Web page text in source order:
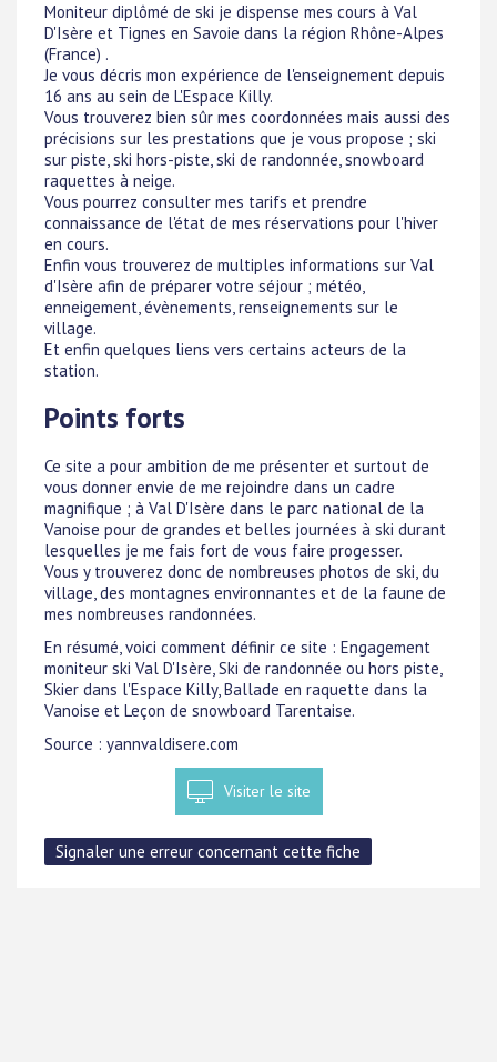
Moniteur diplômé de ski je dispense mes cours à Val
D'Isère et Tignes en Savoie dans la région Rhône-Alpes
(France) .
Je vous décris mon expérience de l'enseignement depuis
16 ans au sein de L'Espace Killy.
Vous trouverez bien sûr mes coordonnées mais aussi des
précisions sur les prestations que je vous propose ; ski
sur piste, ski hors-piste, ski de randonnée, snowboard
raquettes à neige.
Vous pourrez consulter mes tarifs et prendre
connaissance de l'état de mes réservations pour l'hiver
en cours.
Enfin vous trouverez de multiples informations sur Val
d'Isère afin de préparer votre séjour ; météo,
enneigement, évènements, renseignements sur le
village.
Et enfin quelques liens vers certains acteurs de la
station.
Points forts
Ce site a pour ambition de me présenter et surtout de
vous donner envie de me rejoindre dans un cadre
magnifique ; à Val D'Isère dans le parc national de la
Vanoise pour de grandes et belles journées à ski durant
lesquelles je me fais fort de vous faire progesser.
Vous y trouverez donc de nombreuses photos de ski, du
village, des montagnes environnantes et de la faune de
mes nombreuses randonnées.
En résumé, voici comment définir ce site : Engagement
moniteur ski Val D'Isère, Ski de randonnée ou hors piste,
Skier dans l'Espace Killy, Ballade en raquette dans la
Vanoise et Leçon de snowboard Tarentaise.
Source : yannvaldisere.com
Visiter le site